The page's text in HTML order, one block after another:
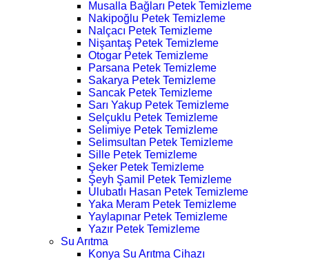
Musalla Bağları Petek Temizleme
Nakipoğlu Petek Temizleme
Nalçacı Petek Temizleme
Nişantaş Petek Temizleme
Otogar Petek Temizleme
Parsana Petek Temizleme
Sakarya Petek Temizleme
Sancak Petek Temizleme
Sarı Yakup Petek Temizleme
Selçuklu Petek Temizleme
Selimiye Petek Temizleme
Selimsultan Petek Temizleme
Sille Petek Temizleme
Şeker Petek Temizleme
Şeyh Şamil Petek Temizleme
Ulubatlı Hasan Petek Temizleme
Yaka Meram Petek Temizleme
Yaylapınar Petek Temizleme
Yazır Petek Temizleme
Su Arıtma
Konya Su Arıtma Cihazı